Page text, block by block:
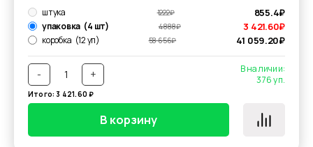
штука 1222₽ 855.4₽
упаковка (4 шт) 4 888₽ 3 421.60₽
коробка (12 уп) 58 656₽ 41 059.20₽
- +
В наличии:
376уп.
Итого:3 421.60 ₽
В корзину